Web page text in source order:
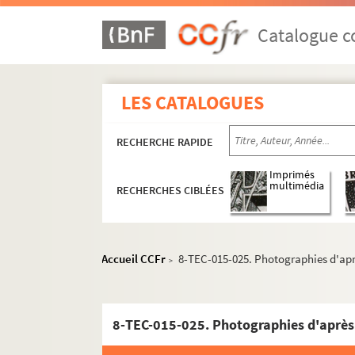
Catalogue
LES CATALOGUES
RECHERCHE RAPIDE
RECHERCHES CIBLÉES
Imprimés
multimédia
Accueil CCFr > 8-TEC-015-025. Photographies
8-TEC-015-025. Photographies
Journal des tournées
Programmes